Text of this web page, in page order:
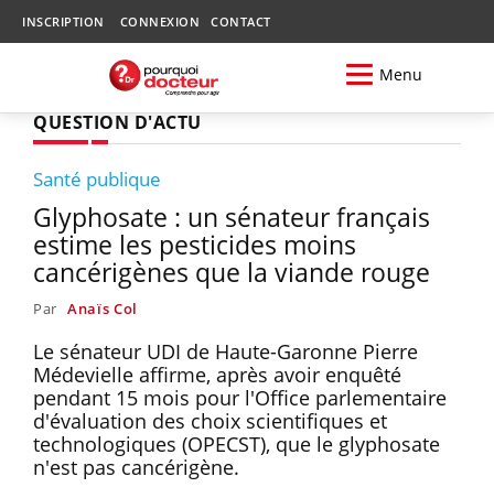
INSCRIPTION CONNEXION CONTACT
Menu
QUESTION D'ACTU
Santé publique
Glyphosate : un sénateur français
estime les pesticides moins
cancérigènes que la viande rouge
Par Anaïs Col
Le sénateur UDI de Haute-Garonne Pierre
Médevielle affirme, après avoir enquêté
pendant 15 mois pour l'Office parlementaire
d'évaluation des choix scientifiques et
technologiques (OPECST), que le glyphosate
n'est pas cancérigène.